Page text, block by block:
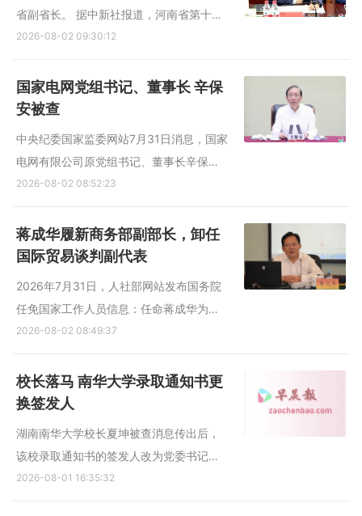
省副省长。 据中新社报道，河南省第十四
届人民代表大会常务委员会第二十五次会
免去李涛的河南省人民政府副省长职务。
此前据《河南日报》6月18日消息，中共
2026-08-02 09:30:12
国家电网党组书记、董事长 辛保
安被查
中央纪委国家监委网站7月31日消息，国家
电网有限公司原党组书记、董事长辛保安
涉嫌严重违纪违法，目前正接受中央纪委
（资料图） 公开信息显示，辛保安，男，
1960年10月生，河南辉县人，中共党员。
2026-08-02 08:52:23
蒋成华履新商务部副部长，卸任
国际贸易谈判副代表
2026年7月31日，人社部网站发布国务院
任免国家工作人员信息：任命蒋成华为商
务部副部长。免去蒋成华的商务部国际贸
成华担任商务部党组成员、国际贸易谈判
副代表（副部长级）。 公开资料显示，蒋
2026-08-02 08:49:37
校长落马 南华大学录取通知书更
换签发人
湖南南华大学校长夏坤被查消息传出后，
该校录取通知书的签发人改为党委书记唐
忠阳。另一所益阳医学高等专科学校的录
2026-08-01 16:35:32